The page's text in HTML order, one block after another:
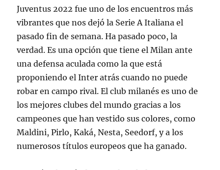
Juventus 2022 fue uno de los encuentros más
vibrantes que nos dejó la Serie A Italiana el
pasado fin de semana. Ha pasado poco, la
verdad. Es una opción que tiene el Milan ante
una defensa aculada como la que está
proponiendo el Inter atrás cuando no puede
robar en campo rival. El club milanés es uno de
los mejores clubes del mundo gracias a los
campeones que han vestido sus colores, como
Maldini, Pirlo, Kaká, Nesta, Seedorf, y a los
numerosos títulos europeos que ha ganado.